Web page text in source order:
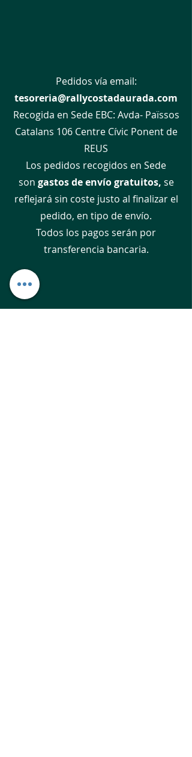
Pedidos vía email:
tesoreria@rallycostadaurada.com
Recogida en Sede EBC: Avda- Païssos
Catalans 106 Centre Cívic Ponent de
REUS
Los pedidos recogidos en Sede
son gastos de envío gratuitos, se
reflejará sin coste justo al finalizar el
pedido, en tipo de envío.
Todos los pagos serán por
transferencia bancaria.